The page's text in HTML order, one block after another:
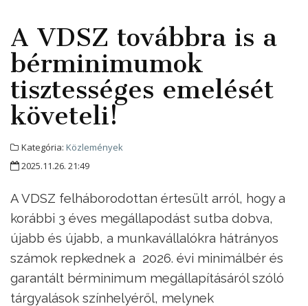
A VDSZ továbbra is a
bérminimumok
tisztességes emelését
követeli!
Kategória: Közlemények
2025.11.26. 21:49
A VDSZ felháborodottan értesült arról, hogy a
korábbi 3 éves megállapodást sutba dobva,
újabb és újabb, a munkavállalókra hátrányos
számok repkednek a 2026. évi minimálbér és
garantált bérminimum megállapításáról szóló
tárgyalások színhelyéről, melynek